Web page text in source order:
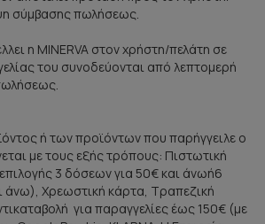
σύμβασης πωλήσεως.
η MINERVA στον χρήστη/πελάτη σε
του συνοδεύονται από λεπτομερή
ή των προϊόντων που παρήγγειλε ο
με τους εξής τρόπους: Πιστωτική
3 δόσεων για 50€ και άνωή6
άνω), Xρεωστική κάρτα, Τραπεζική
για παραγγελίες έως 150€ (με